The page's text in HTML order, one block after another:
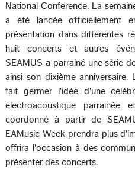
National Conference. La
a été lancée officiellement
présentation dans différentes
huit concerts et autres
SEAMUS a parrainé une série
ainsi son dixième
fait germer l'idée d'une
électroacoustique
coordonné à partir de
EAMusic Week prendra plus
offrira l'occasion à des
présenter des concerts.